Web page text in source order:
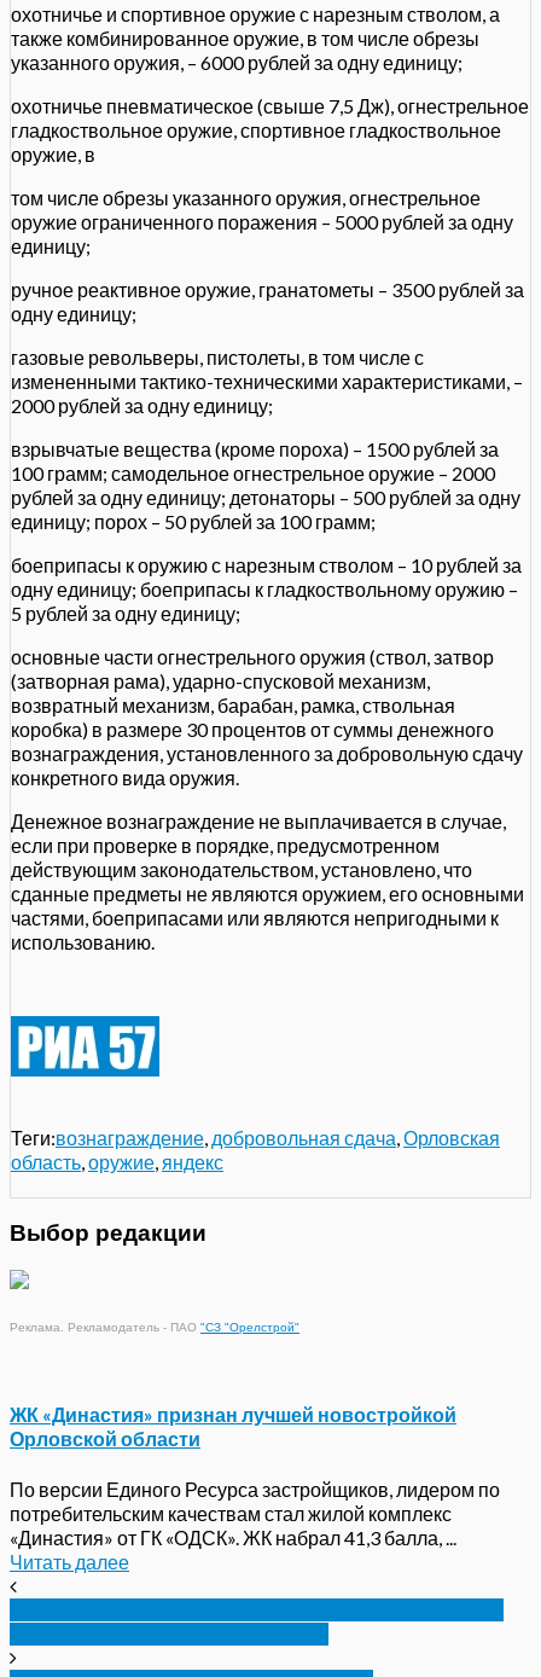
охотничье и спортивное оружие с нарезным стволом, а
также комбинированное оружие, в том числе обрезы
указанного оружия, – 6000 рублей за одну единицу;
охотничье пневматическое (свыше 7,5 Дж), огнестрельное
гладкоствольное оружие, спортивное гладкоствольное
оружие, в
том числе обрезы указанного оружия, огнестрельное
оружие ограниченного поражения – 5000 рублей за одну
единицу;
ручное реактивное оружие, гранатометы – 3500 рублей за
одну единицу;
газовые револьверы, пистолеты, в том числе с
измененными тактико-техническими характеристиками, –
2000 рублей за одну единицу;
взрывчатые вещества (кроме пороха) – 1500 рублей за
100 грамм; самодельное огнестрельное оружие – 2000
рублей за одну единицу; детонаторы – 500 рублей за одну
единицу; порох – 50 рублей за 100 грамм;
боеприпасы к оружию с нарезным стволом – 10 рублей за
одну единицу; боеприпасы к гладкоствольному оружию –
5 рублей за одну единицу;
основные части огнестрельного оружия (ствол, затвор
(затворная рама), ударно-спусковой механизм,
возвратный механизм, барабан, рамка, ствольная
коробка) в размере 30 процентов от суммы денежного
вознаграждения, установленного за добровольную сдачу
конкретного вида оружия.
Денежное вознаграждение не выплачивается в случае,
если при проверке в порядке, предусмотренном
действующим законодательством, установлено, что
сданные предметы не являются оружием, его основными
частями, боеприпасами или являются непригодными к
использованию.
Теги:вознаграждение добровольная сдача Орловская
область оружие яндекс
Выбор редакции
Реклама. Рекламодатель - ПАО "СЗ "Орелстрой"
ЖК «Династия» признан лучшей новостройкой
Орловской области
По версии Единого Ресурса застройщиков, лидером по
потребительским качествам стал жилой комплекс
«Династия» от ГК «ОДСК». ЖК набрал 41,3 балла, ...
Читать далее